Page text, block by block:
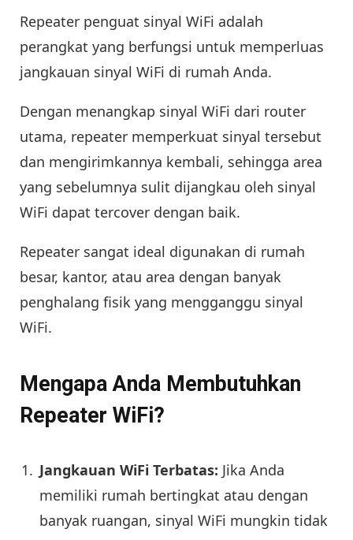
Repeater penguat sinyal WiFi adalah
perangkat yang berfungsi untuk memperluas
jangkauan sinyal WiFi di rumah Anda.
Dengan menangkap sinyal WiFi dari router
utama, repeater memperkuat sinyal tersebut
dan mengirimkannya kembali, sehingga area
yang sebelumnya sulit dijangkau oleh sinyal
WiFi dapat tercover dengan baik.
Repeater sangat ideal digunakan di rumah
besar, kantor, atau area dengan banyak
penghalang fisik yang mengganggu sinyal
WiFi.
Mengapa Anda Membutuhkan
Repeater WiFi?
Jangkauan WiFi Terbatas: Jika Anda
memiliki rumah bertingkat atau dengan
banyak ruangan, sinyal WiFi mungkin tidak